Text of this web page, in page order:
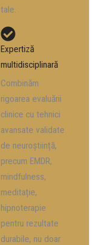
tale.
Expertiză
multidisciplinară
Combinăm
rigoarea evaluării
clinice cu tehnici
avansate validate
de neuroștiință,
precum EMDR,
mindfulness,
meditație,
hipnoterapie
pentru rezultate
durabile, nu doar